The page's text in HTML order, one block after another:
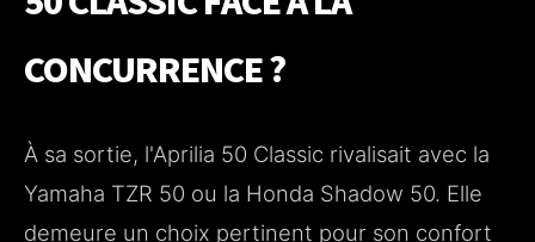
CONCURRENCE ?
À sa sortie, l'Aprilia 50 Classic rivalisait avec la
Yamaha TZR 50 ou la Honda Shadow 50. Elle
demeure un choix pertinent pour son confort